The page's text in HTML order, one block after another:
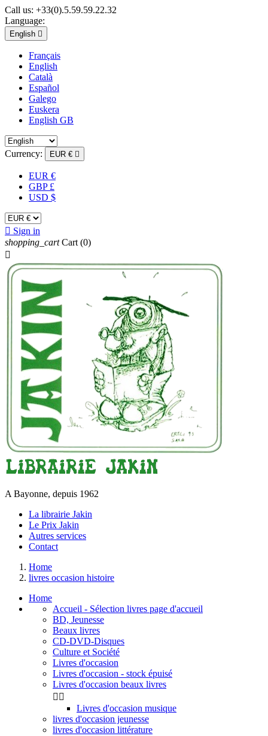
Call us: +33(0).5.59.59.22.32
Language:
English 
Français
English
Català
Español
Galego
Euskera
English GB
Currency: EUR € 
EUR €
GBP £
USD $
 Sign in
shopping_cart Cart (0)

A Bayonne, depuis 1962
La librairie Jakin
Le Prix Jakin
Autres services
Contact
Home
livres occasion histoire
Home
Accueil - Sélection livres page d'accueil
BD, Jeunesse
Beaux livres
CD-DVD-Disques
Culture et Société
Livres d'occasion
Livres d'occasion - stock épuisé
Livres d'occasion beaux livres
 
Livres d'occasion musique
livres d'occasion jeunesse
livres d'occasion littérature